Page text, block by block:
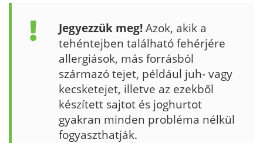
Jegyezzük meg!Azok, akik a
tehén­tejben található fehérjére
allergiá­sok, más forrásból
származó tejet, például juh- vagy
kecsketejet, illet­ve az ezekből
készített sajtot és joghurtot
gyakran minden problé­ma nélkül
fogyaszthatják.